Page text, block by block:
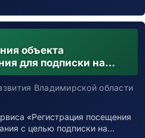
объекта
для подписки на
контакте с
Владимирской области
«Регистрация посещения
с целью подписки на…